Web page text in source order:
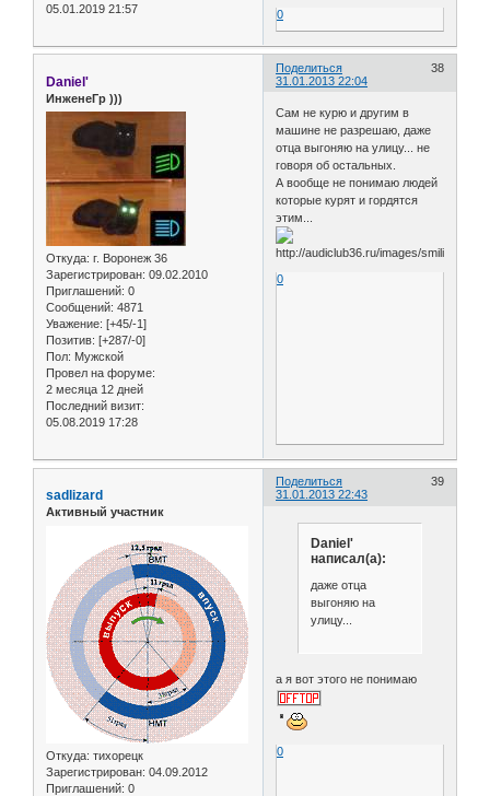
05.01.2019 21:57
0
Поделиться
38
31.01.2013 22:04
Daniel'
ИнженеГр )))
Откуда: г. Воронеж 36
Зарегистрирован: 09.02.2010
Приглашений: 0
Сообщений: 4871
Уважение: [+45/-1]
Позитив: [+287/-0]
Пол: Мужской
Провел на форуме:
2 месяца 12 дней
Последний визит:
05.08.2019 17:28
Сам не курю и другим в
машине не разрешаю, даже
отца выгоняю на улицу... не
говоря об остальных.
А вообще не понимаю людей
которые курят и гордятся
этим...
0
Поделиться
39
31.01.2013 22:43
sadlizard
Активный участник
Откуда: тихорецк
Зарегистрирован: 04.09.2012
Приглашений: 0
Daniel'
написал(а):
даже отца
выгоняю на
улицу...
а я вот этого не понимаю
0